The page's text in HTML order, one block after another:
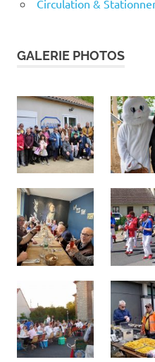
Circulation &
GALERIE PHOTOS